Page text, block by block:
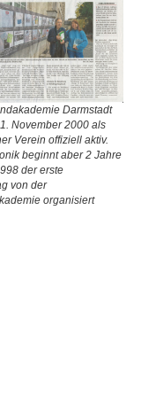
Darmstadt
November 2000 als
Verein offiziell aktiv.
beginnt aber 2 Jahre
der erste
von der
organisiert